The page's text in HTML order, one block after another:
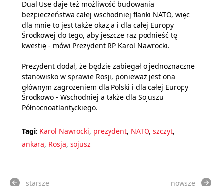
Dual Use daje też możliwość budowania
bezpieczeństwa całej wschodniej flanki NATO, więc
dla mnie to jest także okazja i dla całej Europy
Środkowej do tego, aby jeszcze raz podnieść tę
kwestię - mówi Prezydent RP Karol Nawrocki.
Prezydent dodał, że będzie zabiegał o jednoznaczne
stanowisko w sprawie Rosji, ponieważ jest ona
głównym zagrożeniem dla Polski i dla całej Europy
Środkowo - Wschodniej a także dla Sojuszu
Północnoatlantyckiego.
Tagi: Karol Nawrocki, prezydent, NATO, szczyt,
ankara, Rosja, sojusz
starsze nowsze